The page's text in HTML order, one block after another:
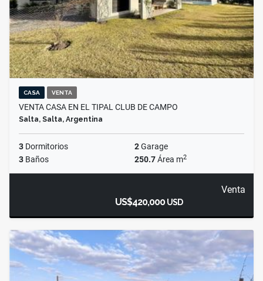
CASA VENTA
VENTA CASA EN EL TIPAL CLUB DE CAMPO
Salta, Salta, Argentina
3 Dormitorios 2Garage
3 Baños 250.7Área m2
Venta
US$420,000USD